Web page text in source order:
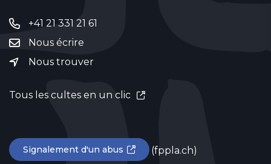
+41 21 331 21 61
Nous écrire
Nous trouver
Tous les cultes en un clic
Signalement d'un abus
(fppla.ch)